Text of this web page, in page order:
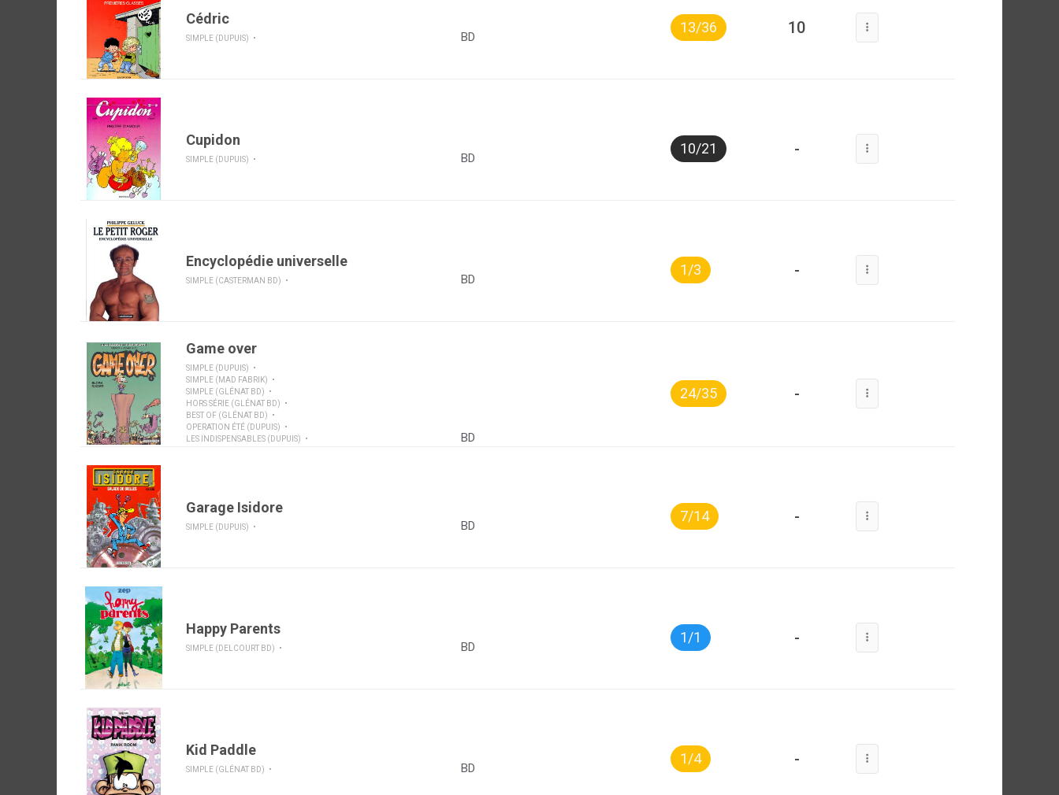
Cédric
SIMPLE (DUPUIS) BD
13/36 10
Cupidon
SIMPLE (DUPUIS) BD
10/21 -
Encyclopédie universelle
SIMPLE (CASTERMAN BD) BD
1/3 -
Game over
SIMPLE (DUPUIS)
SIMPLE (MAD FABRIK)
SIMPLE (GLÉNAT BD)
HORS SÉRIE (GLÉNAT BD)
BEST OF (GLÉNAT BD)
OPERATION ÉTÉ (DUPUIS)
LES INDISPENSABLES (DUPUIS)
BD
24/35 -
Garage Isidore
SIMPLE (DUPUIS) BD
7/14 -
Happy Parents
SIMPLE (DELCOURT BD) BD
1/1 -
Kid Paddle
SIMPLE (GLÉNAT BD) BD
1/4 -